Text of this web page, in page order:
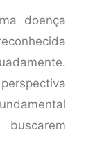
doença